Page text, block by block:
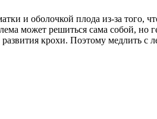
и оболочкой плода из-за того,
может решиться сама собой, но
крохи. Поэтому медлить с